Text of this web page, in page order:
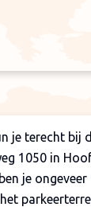
je terecht bij
1050 in
je ongeveer